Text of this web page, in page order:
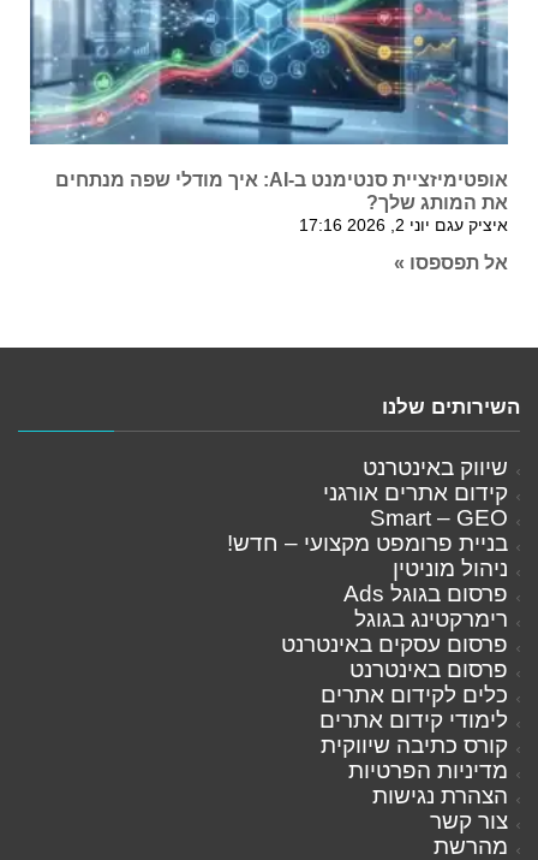
אופטימיזציית סנטימנט ב-AI: איך מודלי שפה מנתחים
את המותג שלך?
איציק עגם יוני 2, 2026 17:16
אל תפספסו »
השירותים שלנו
שיווק באינטרנט
קידום אתרים אורגני
Smart – GEO
בניית פרומפט מקצועי – חדש!
ניהול מוניטין
פרסום בגוגל Ads
רימרקטינג בגוגל
פרסום עסקים באינטרנט
פרסום באינטרנט
כלים לקידום אתרים
לימודי קידום אתרים
קורס כתיבה שיווקית
מדיניות הפרטיות
הצהרת נגישות
צור קשר
מהרשת